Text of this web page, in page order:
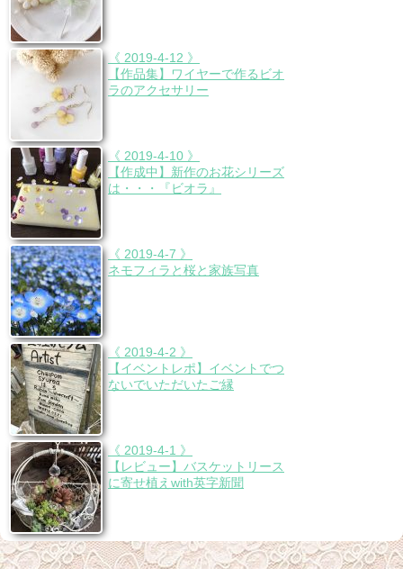
《 2019-4-12 》
【作品集】ワイヤーで作るビオ
ラのアクセサリー
《 2019-4-10 》
【作成中】新作のお花シリーズ
は・・・『ビオラ』
《 2019-4-7 》
ネモフィラと桜と家族写真
《 2019-4-2 》
【イベントレポ】イベントでつ
ないでいただいたご縁
《 2019-4-1 》
【レビュー】バスケットリース
に寄せ植えwith英字新聞